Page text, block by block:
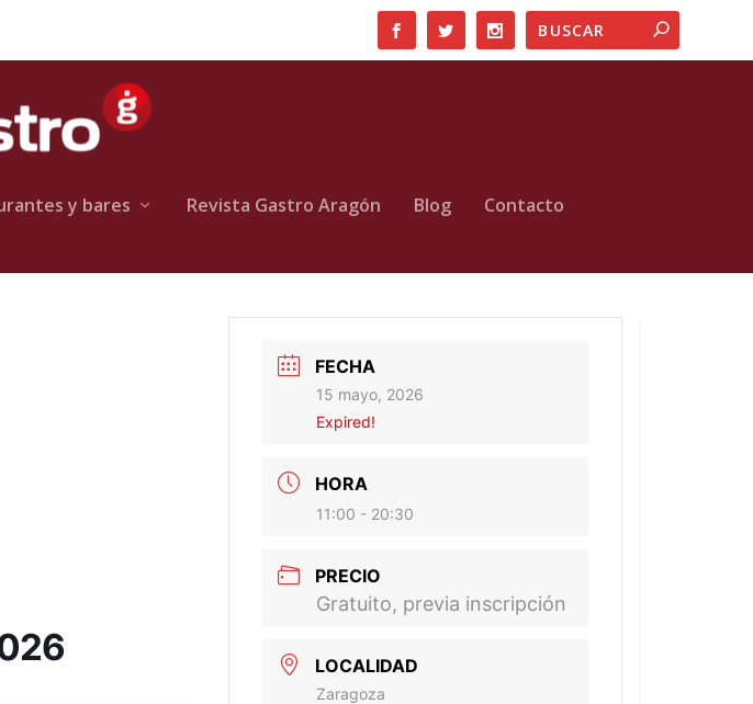
y bares Revista Gastro Aragón Blog Contacto
FECHA
15 mayo, 2026
Expired!
HORA
11:00 - 20:30
PRECIO
Gratuito, previa inscripción
LOCALIDAD
Zaragoza